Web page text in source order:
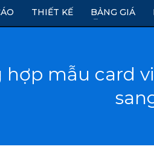
THIẾT KẾ BẢNG GIÁ
hợp mẫu card